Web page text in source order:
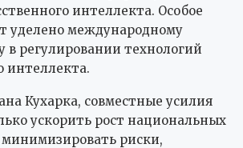
интеллекта. Особое
уделено международному
в регулировании технологий
интеллекта.
Кухарка, совместные усилия
ускорить рост национальных
риски,